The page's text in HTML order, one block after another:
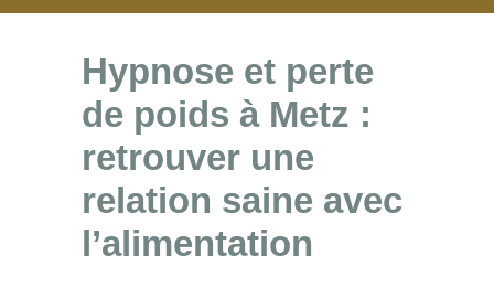
Hypnose et perte
de poids à Metz :
retrouver une
relation saine avec
l’alimentation